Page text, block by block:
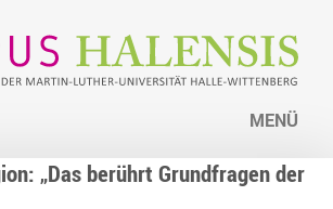
MENÜ
„Das berührt Grundfragen der